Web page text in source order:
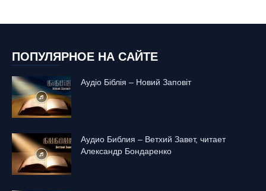
ПОПУЛЯРНОЕ НА САЙТЕ
Аудіо Біблія – Новий Заповіт
Аудио Библия – Ветхий Завет, читает
Александр Бондаренко